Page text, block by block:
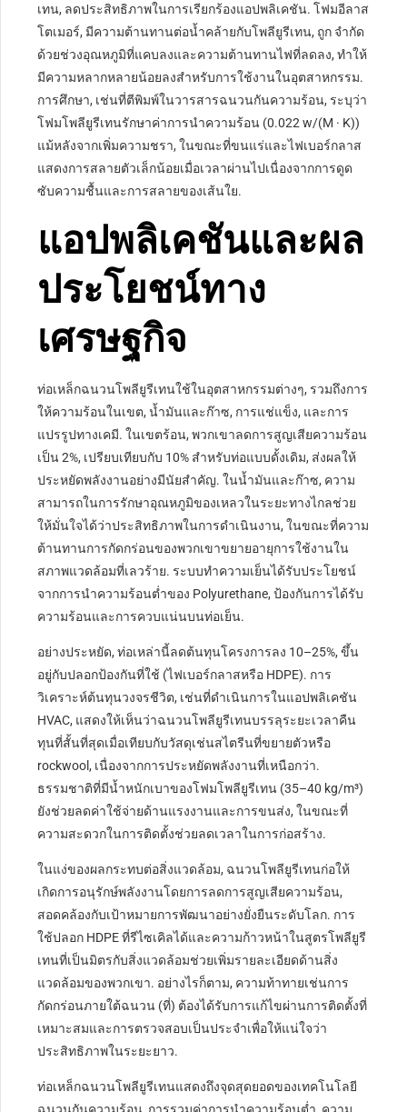
เทน, ลดประสิทธิภาพในการเรียกร้องแอปพลิเคชัน. โฟมอีลาส
โตเมอร์, มีความต้านทานต่อน้ำคล้ายกับโพลียูรีเทน, ถูก จำกัด
ด้วยช่วงอุณหภูมิที่แคบลงและความต้านทานไฟที่ลดลง, ทำให้
มีความหลากหลายน้อยลงสำหรับการใช้งานในอุตสาหกรรม.
การศึกษา, เช่นที่ตีพิมพ์ในวารสารฉนวนกันความร้อน, ระบุว่า
โฟมโพลียูรีเทนรักษาค่าการนำความร้อน (0.022 w/(M · K))
แม้หลังจากเพิ่มความชรา, ในขณะที่ขนแร่และไฟเบอร์กลาส
แสดงการสลายตัวเล็กน้อยเมื่อเวลาผ่านไปเนื่องจากการดูด
ซับความชื้นและการสลายของเส้นใย.
แอปพลิเคชันและผล
ประโยชน์ทาง
เศรษฐกิจ
ท่อเหล็กฉนวนโพลียูรีเทนใช้ในอุตสาหกรรมต่างๆ, รวมถึงการ
ให้ความร้อนในเขต, น้ำมันและก๊าซ, การแช่แข็ง, และการ
แปรรูปทางเคมี. ในเขตร้อน, พวกเขาลดการสูญเสียความร้อน
เป็น 2%, เปรียบเทียบกับ 10% สำหรับท่อแบบดั้งเดิม, ส่งผลให้
ประหยัดพลังงานอย่างมีนัยสำคัญ. ในน้ำมันและก๊าซ, ความ
สามารถในการรักษาอุณหภูมิของเหลวในระยะทางไกลช่วย
ให้มั่นใจได้ว่าประสิทธิภาพในการดำเนินงาน, ในขณะที่ความ
ต้านทานการกัดกร่อนของพวกเขาขยายอายุการใช้งานใน
สภาพแวดล้อมที่เลวร้าย. ระบบทำความเย็นได้รับประโยชน์
จากการนำความร้อนต่ำของ Polyurethane, ป้องกันการได้รับ
ความร้อนและการควบแน่นบนท่อเย็น.
อย่างประหยัด, ท่อเหล่านี้ลดต้นทุนโครงการลง 10–25%, ขึ้น
อยู่กับปลอกป้องกันที่ใช้ (ไฟเบอร์กลาสหรือ HDPE). การ
วิเคราะห์ต้นทุนวงจรชีวิต, เช่นที่ดำเนินการในแอปพลิเคชัน
HVAC, แสดงให้เห็นว่าฉนวนโพลียูรีเทนบรรลุระยะเวลาคืน
ทุนที่สั้นที่สุดเมื่อเทียบกับวัสดุเช่นสไตรีนที่ขยายตัวหรือ
rockwool, เนื่องจากการประหยัดพลังงานที่เหนือกว่า.
ธรรมชาติที่มีน้ำหนักเบาของโฟมโพลียูรีเทน (35–40 kg/m³)
ยังช่วยลดค่าใช้จ่ายด้านแรงงานและการขนส่ง, ในขณะที่
ความสะดวกในการติดตั้งช่วยลดเวลาในการก่อสร้าง.
ในแง่ของผลกระทบต่อสิ่งแวดล้อม, ฉนวนโพลียูรีเทนก่อให้
เกิดการอนุรักษ์พลังงานโดยการลดการสูญเสียความร้อน,
สอดคล้องกับเป้าหมายการพัฒนาอย่างยั่งยืนระดับโลก. การ
ใช้ปลอก HDPE ที่รีไซเคิลได้และความก้าวหน้าในสูตรโพลียูรี
เทนที่เป็นมิตรกับสิ่งแวดล้อมช่วยเพิ่มรายละเอียดด้านสิ่ง
แวดล้อมของพวกเขา. อย่างไรก็ตาม, ความท้าทายเช่นการ
กัดกร่อนภายใต้ฉนวน (ที่) ต้องได้รับการแก้ไขผ่านการติดตั้งที่
เหมาะสมและการตรวจสอบเป็นประจำเพื่อให้แน่ใจว่า
ประสิทธิภาพในระยะยาว.
ท่อเหล็กฉนวนโพลียูรีเทนแสดงถึงจุดสุดยอดของเทคโนโลยี
ฉนวนกันความร้อน, การรวมค่าการนำความร้อนต่ำ, ความ